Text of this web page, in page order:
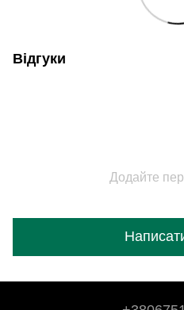
Відгуки
Додайте